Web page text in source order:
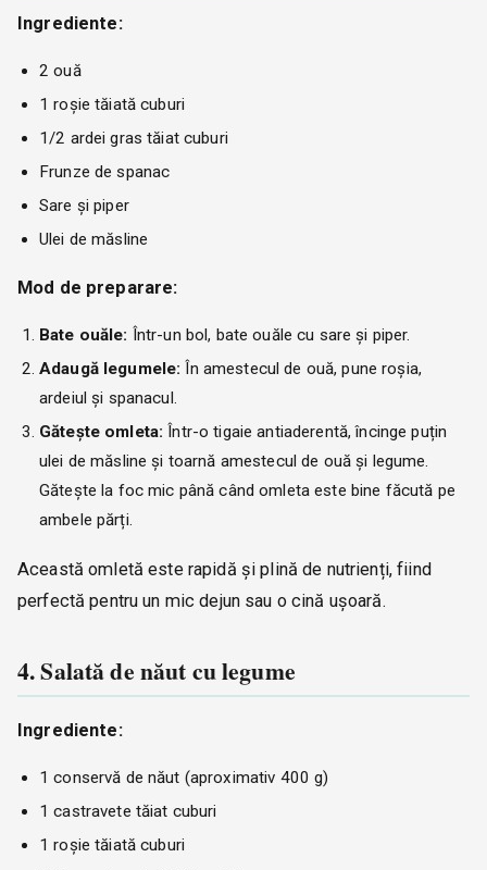
Ingrediente:
2 ouă
1 roșie tăiată cuburi
1/2 ardei gras tăiat cuburi
Frunze de spanac
Sare și piper
Ulei de măsline
Mod de preparare:
Bate ouăle: Într-un bol, bate ouăle cu sare și piper.
Adaugă legumele: În amestecul de ouă, pune roșia,
ardeiul și spanacul.
Gătește omleta: Într-o tigaie antiaderentă, încinge puțin
ulei de măsline și toarnă amestecul de ouă și legume.
Gătește la foc mic până când omleta este bine făcută pe
ambele părți.
Această omletă este rapidă și plină de nutrienți, fiind
perfectă pentru un mic dejun sau o cină ușoară.
4. Salată de năut cu legume
Ingrediente:
1 conservă de năut (aproximativ 400 g)
1 castravete tăiat cuburi
1 roșie tăiată cuburi